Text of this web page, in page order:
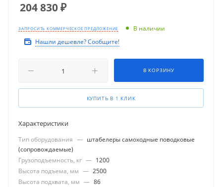
204 830₽
ЗАПРОСИТЬ КОММЕРЧЕСКОЕ ПРЕДЛОЖЕНИЕ
В наличии
Нашли дешевле? Сообщите!
В КОРЗИНУ
КУПИТЬ В 1 КЛИК
Характеристики
Тип оборудования — штабелеры самоходные поводковые
(сопровождаемые)
Грузоподъемность, кг — 1200
Высота подъема, мм — 2500
Высота подхвата, мм — 86